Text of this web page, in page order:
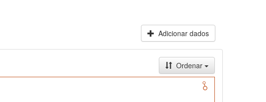
Adicionar dados
Ordenar